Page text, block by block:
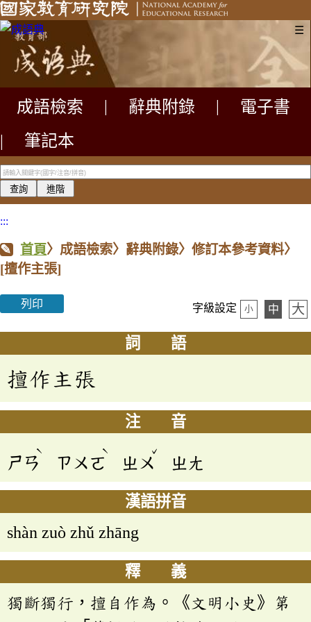
☰
成語檢索 辭典附錄
電子書
|
筆記本
:::
首頁〉成語檢索〉辭典附錄〉修訂本參考資料〉
[擅作主張]
列印 字級設定 小 中 大
詞 語
擅作主張
注 音
ㄕㄢ
ˋ
ㄗㄨㄛ
ˋ
ㄓㄨ
ˇ
ㄓㄤ
漢語拼音
shàn zuò zhǔ zhāng
釋 義
獨斷獨行，擅自作為。《文明小史》第